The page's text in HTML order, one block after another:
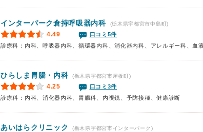
インターパーク倉持呼吸器内科 (栃木県宇都宮市中島町)
4.49
口コミ5件
ひらしま胃腸・内科 (栃木県宇都宮市屋板町)
4.25
口コミ3件
診療科：内科、消化器内科、胃腸科、内視鏡、予防接種、健康診断
あいはらクリニック (栃木県宇都宮市インターパーク)